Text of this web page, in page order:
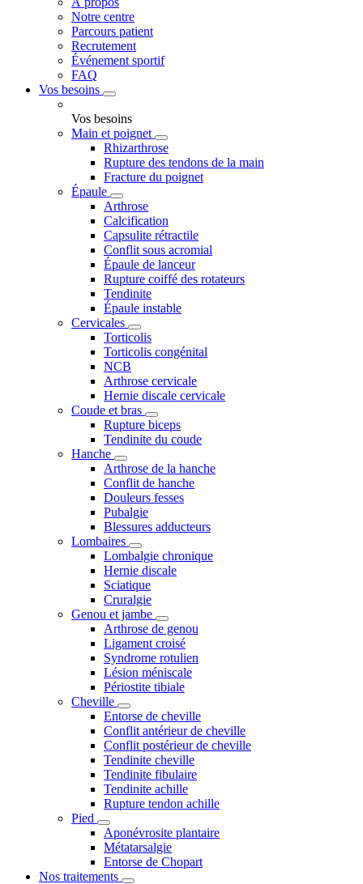
Notre centre
Parcours patient
Recrutement
Événement sportif
FAQ
Vos besoins
Vos besoins
Main et poignet
Rhizarthrose
Rupture des tendons de la main
Fracture du poignet
Épaule
Arthrose
Calcification
Capsulite rétractile
Conflit sous acromial
Épaule de lanceur
Rupture coiffé des rotateurs
Tendinite
Épaule instable
Cervicales
Torticolis
Torticolis congénital
NCB
Arthrose cervicale
Hernie discale cervicale
Coude et bras
Rupture biceps
Tendinite du coude
Hanche
Arthrose de la hanche
Conflit de hanche
Douleurs fesses
Pubalgie
Blessures adducteurs
Lombaires
Lombalgie chronique
Hernie discale
Sciatique
Cruralgie
Genou et jambe
Arthrose de genou
Ligament croisé
Syndrome rotulien
Lésion méniscale
Périostite tibiale
Cheville
Entorse de cheville
Conflit antérieur de cheville
Conflit postérieur de cheville
Tendinite cheville
Tendinite fibulaire
Tendinite achille
Rupture tendon achille
Pied
Aponévrosite plantaire
Métatarsalgie
Entorse de Chopart
Nos traitements